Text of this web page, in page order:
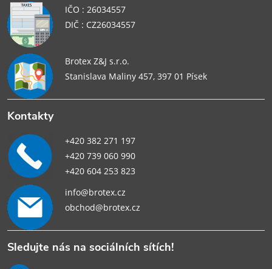
IČO : 26034557
DIČ : CZ26034557
Brotex Z&J s.r.o.
Stanislava Maliny 457, 397 01 Písek
Kontakty
+420 382 271 197
+420 739 060 990
+420 604 253 823
info@brotex.cz
obchod@brotex.cz
Sledujte nás na sociálních sítích!